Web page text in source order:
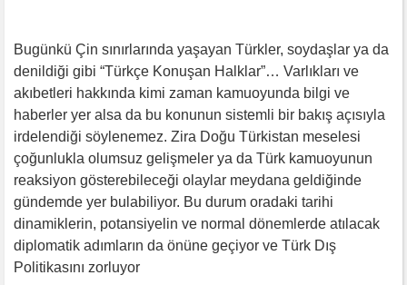
Bugünkü Çin sınırlarında yaşayan Türkler, soydaşlar ya da
denildiği gibi “Türkçe Konuşan Halklar”… Varlıkları ve
akıbetleri hakkında kimi zaman kamuoyunda bilgi ve
haberler yer alsa da bu konunun sistemli bir bakış açısıyla
irdelendiği söylenemez. Zira Doğu Türkistan meselesi
çoğunlukla olumsuz gelişmeler ya da Türk kamuoyunun
reaksiyon gösterebileceği olaylar meydana geldiğinde
gündemde yer bulabiliyor. Bu durum oradaki tarihi
dinamiklerin, potansiyelin ve normal dönemlerde atılacak
diplomatik adımların da önüne geçiyor ve Türk Dış
Politikasını zorluyor